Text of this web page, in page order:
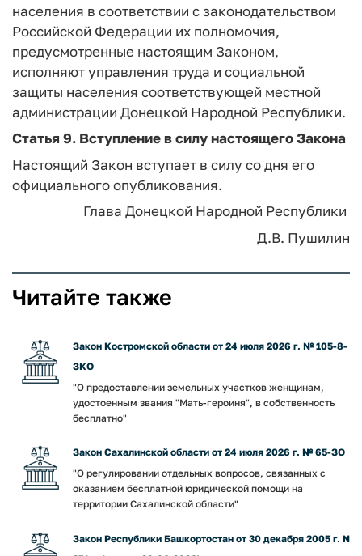
населения в соответствии с законодательством
Российской Федерации их полномочия,
предусмотренные настоящим Законом,
исполняют управления труда и социальной
защиты населения соответствующей местной
администрации Донецкой Народной Республики.
Статья 9. Вступление в силу настоящего Закона
Настоящий Закон вступает в силу со дня его
официального опубликования.
Глава Донецкой Народной Республики
Д.В. Пушилин
Читайте также
Закон Костромской области от 24 июля 2026 г. № 105-8-
ЗКО
"О предоставлении земельных участков женщинам,
удостоенным звания "Мать-героиня", в собственность
бесплатно"
Закон Сахалинской области от 24 июля 2026 г. № 65-ЗО
"О регулировании отдельных вопросов, связанных с
оказанием бесплатной юридической помощи на
территории Сахалинской области"
Закон Республики Башкортостан от 30 декабря 2005 г. N